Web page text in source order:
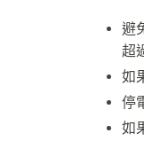
避
超
如
停
如